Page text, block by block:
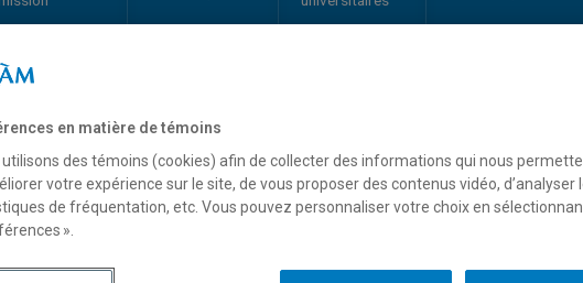
COURS// POL8333 Théories et
Description Horaire - Été 2026 Horaire -
en matière de témoins
utilisons des témoins (cookies) afin de collecter des informations qui nous
votre expérience sur le site, de vous proposer des contenus vidéo, d’analyser
de fréquentation, etc. Vous pouvez personnaliser votre choix en
».